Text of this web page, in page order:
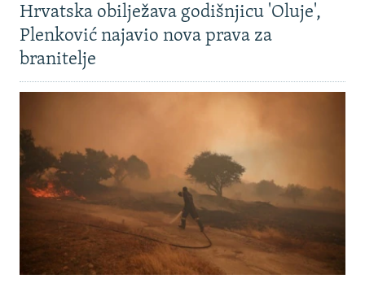
Hrvatska obilježava godišnjicu 'Oluje',
Plenković najavio nova prava za
branitelje